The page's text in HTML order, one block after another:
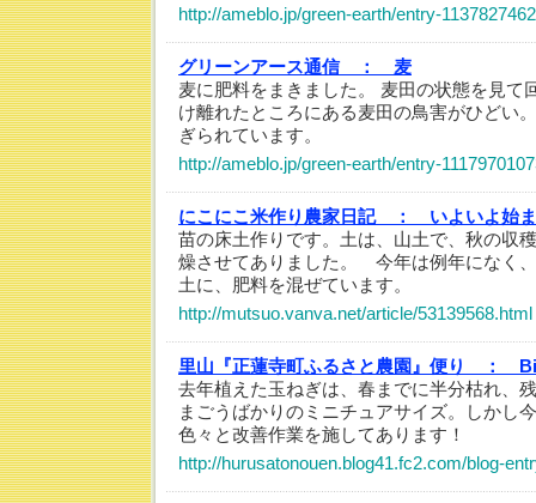
http://ameblo.jp/green-earth/entry-
グリーンアース通信 ：
麦
麦に肥料をまきました。 麦田の状態を見て
け離れたところにある麦田の鳥害がひどい
ぎられています。
http://ameblo.jp/green-earth/entry-
にこにこ米作り農家日記 ：
いよいよ始
苗の床土作りです。土は、山土で、秋の収
燥させてありました。 今年は例年になく
土に、肥料を混ぜています。
http://mutsuo.vanva.net/article/53139568.html
里山『正蓮寺町ふるさと農園』便り ：
去年植えた玉ねぎは、春までに半分枯れ、
まごうばかりのミニチュアサイズ。しかし
色々と改善作業を施してあります！
http://hurusatonouen.blog41.fc2.com/blog-